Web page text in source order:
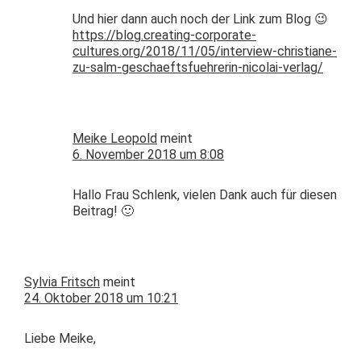
Und hier dann auch noch der Link zum Blog 😉
https://blog.creating-corporate-
cultures.org/2018/11/05/interview-christiane-
zu-salm-geschaeftsfuehrerin-nicolai-verlag/
Meike Leopold meint
6. November 2018 um 8:08
Hal­lo Frau Schlenk, vie­len Dank auch für diesen
Beitrag! 🙂
Sylvia Fritsch meint
24. Oktober 2018 um 10:21
Liebe Meike,